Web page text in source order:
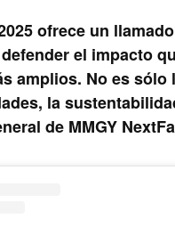
ofrece un
el impacto
amplios. No es sólo
la
de MMGY